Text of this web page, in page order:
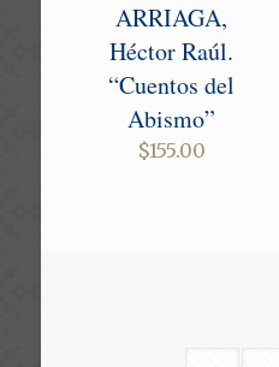
ARRIAGA,
Héctor Raúl.
“Cuentos del
Abismo”
$155.00